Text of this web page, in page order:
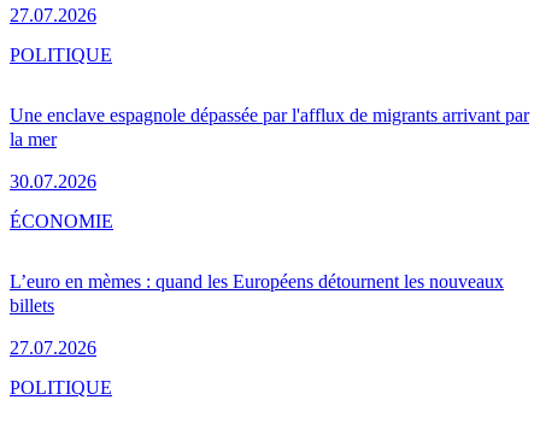
27.07.2026
Une enclave espagnole dépassée par l'afflux de migrants arrivant par
la mer
30.07.2026
POLITIQUE
L’euro en mèmes : quand les Européens détournent les nouveaux
billets
27.07.2026
ÉCONOMIE
POLITIQUE